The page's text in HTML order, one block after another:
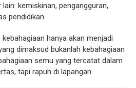
kemiskinan, pengangguran,
pendidikan.
hanya akan menjadi
dimaksud bukanlah kebahagiaan
semu yang tercatat dalam
tapi rapuh di lapangan.